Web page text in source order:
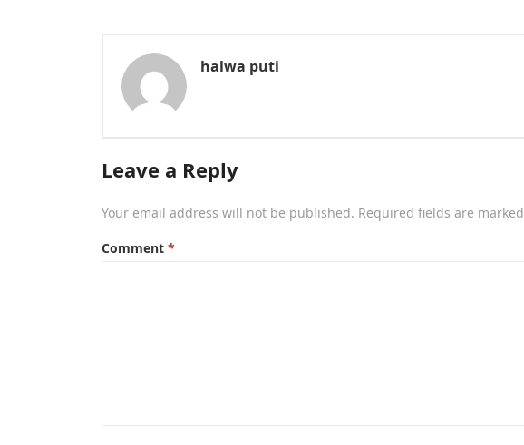
halwa puti
Leave a Reply
Your email address will not be published. Required fields are marked
Comment *